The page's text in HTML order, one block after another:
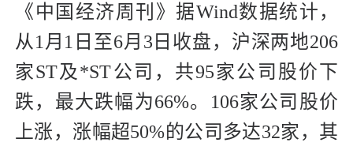
《中国经济周刊》据Wind数据统计，
从1月1日至6月3日收盘，沪深两地206
家ST及*ST公司，共95家公司股价下
跌，最大跌幅为66%。106家公司股价
上涨，涨幅超50%的公司多达32家，其